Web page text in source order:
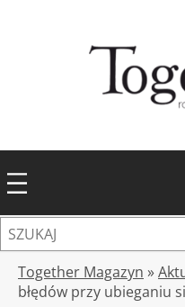
z
Together Magazyn »
błędów przy ubieganiu